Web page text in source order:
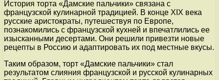
История торта «Дамские пальчики» связана с
французской кулинарной традицией. В конце XIX века
русские аристократы, путешествуя по Европе,
познакомились с французской кухней и впечатлились ее
изысканными десертами. Они решили привезти новые
рецепты в Россию и адаптировать их под местные вкусы.
Таким образом, торт «Дамские пальчики» стал
результатом слияния французской и русской кулинарных